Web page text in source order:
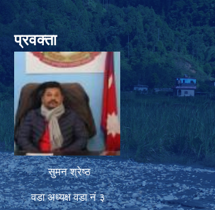
प्रवक्ता
सुमन श्रेष्ठ
वडा अध्यक्ष वडा नं ३